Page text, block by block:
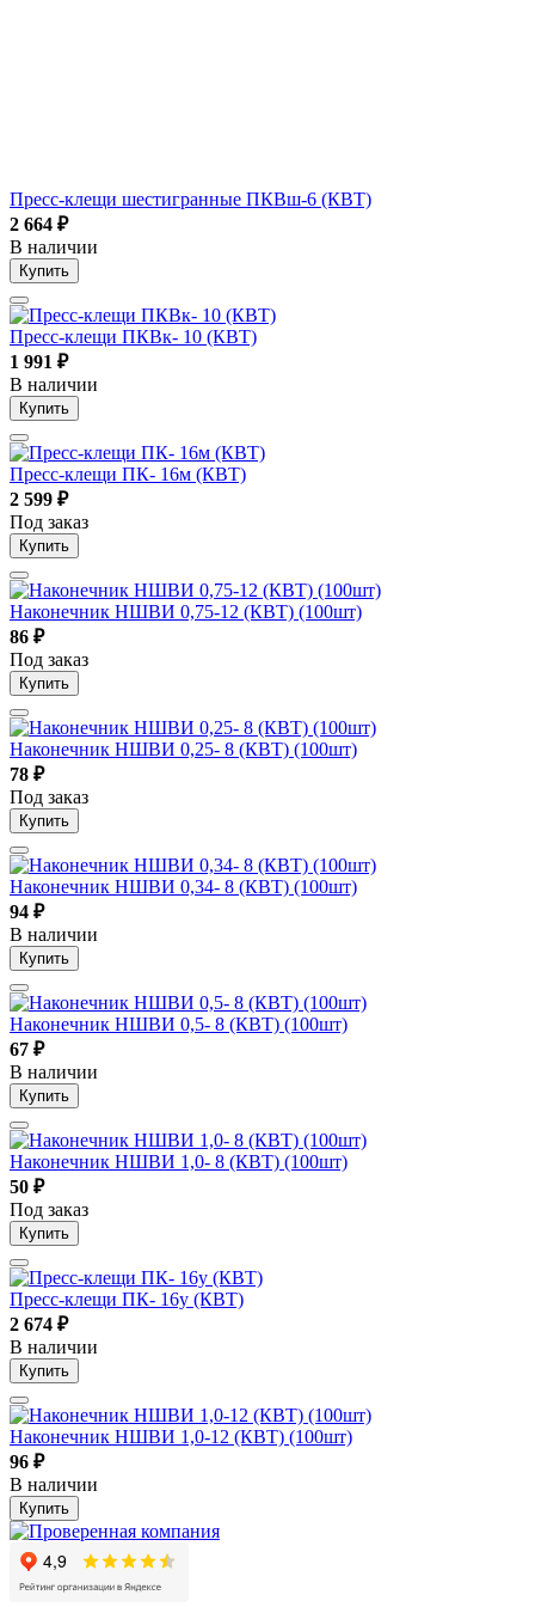
Пресс-клещи шестигранные ПКВш-6 (КВТ)
2 664 ₽
В наличии
Купить
Пресс-клещи ПКВк- 10 (КВТ)
1 991 ₽
В наличии
Купить
Пресс-клещи ПК- 16м (КВТ)
2 599 ₽
Под заказ
Купить
Наконечник НШВИ 0,75-12 (КВТ) (100шт)
86 ₽
Под заказ
Купить
Наконечник НШВИ 0,25- 8 (КВТ) (100шт)
78 ₽
Под заказ
Купить
Наконечник НШВИ 0,34- 8 (КВТ) (100шт)
94 ₽
В наличии
Купить
Наконечник НШВИ 0,5- 8 (КВТ) (100шт)
67 ₽
В наличии
Купить
Наконечник НШВИ 1,0- 8 (КВТ) (100шт)
50 ₽
Под заказ
Купить
Пресс-клещи ПК- 16у (КВТ)
2 674 ₽
В наличии
Купить
Наконечник НШВИ 1,0-12 (КВТ) (100шт)
96 ₽
В наличии
Купить